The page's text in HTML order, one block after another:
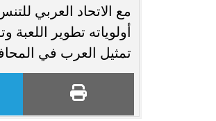
مع الاتحاد العربي
أولوياته تطوير
تمثيل العرب في